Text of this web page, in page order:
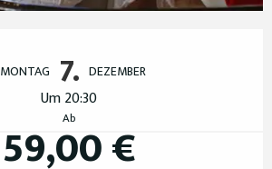
MONTAG 7. DEZEMBER
Um 20:30
Ab
59,00 €